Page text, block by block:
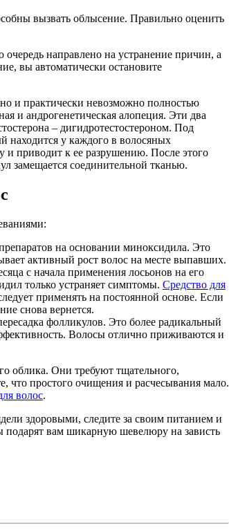
вызвать облысение. Правильно оценить
направлено на устранение причин, а
вы автоматически остановите
и практически невозможно полностью
и андрогенетическая алопеция. Эти два
– дигидротестостероном. Под
находится у каждого в волосяных
и приводит к ее разрушению. После этого
замещается соединительной тканью.
на основании миноксидила. Это
активный рост волос на месте выпавших.
с начала применения лосьонов на его
только устраняет симптомы. Средство для
применять на постоянной основе. Если
снова вернется.
фолликулов. Это более радикальный
Волосы отлично приживаются и
облика. Они требуют тщательного,
что простого очищения и расчесывания мало.
волос.
здоровыми, следите за своим питанием и
подарят вам шикарную шевелюру на зависть